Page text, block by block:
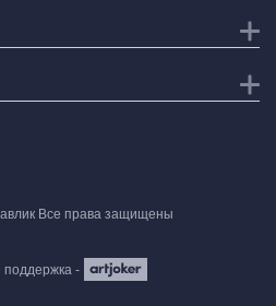
Все права защищены
поддержка -